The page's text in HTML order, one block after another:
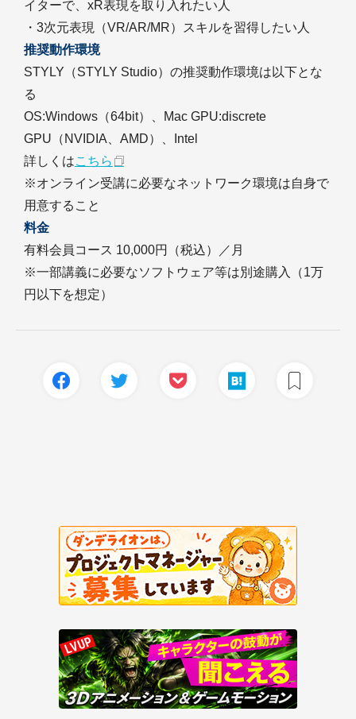
イターで、xR表現を取り入れたい人
・3次元表現（VR/AR/MR）スキルを習得したい人
推奨動作環境
STYLY（STYLY Studio）の推奨動作環境は以下とな
る
OS:Windows（64bit）、Mac GPU:discrete
GPU（NVIDIA、AMD）、Intel
詳しくはこちら
※オンライン受講に必要なネットワーク環境は自身で
用意すること
料金
有料会員コース 10,000円（税込）／月
※一部講義に必要なソフトウェア等は別途購入（1万
円以下を想定）